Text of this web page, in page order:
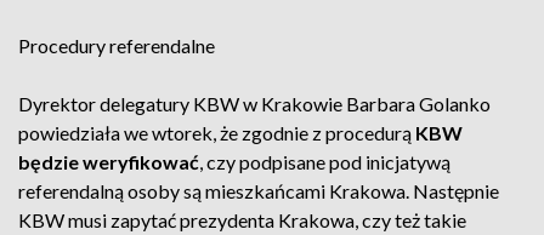
Procedury referendalne
Dyrektor delegatury KBW w Krakowie Barbara Golanko
powiedziała we wtorek, że zgodnie z procedurą KBW
będzie weryfikować, czy podpisane pod inicjatywą
referendalną osoby są mieszkańcami Krakowa. Następnie
KBW musi zapytać prezydenta Krakowa, czy też takie